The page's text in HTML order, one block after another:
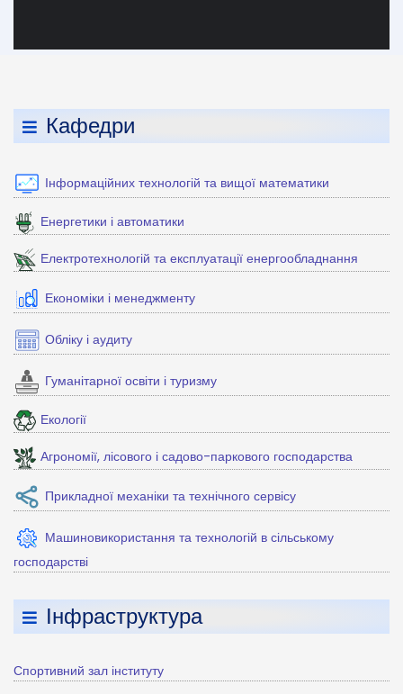
Кафедри
Інформаційних технологій та вищої математики
Енергетики і автоматики
Електротехнологій та експлуатації енергообладнання
Економіки і менеджменту
Обліку і аудиту
Гуманітарної освіти і туризму
Екології
Агрономії, лісового і садово-паркового господарства
Прикладної механіки та технічного сервісу
Машиновикористання та технологій в сільському
господарстві
Інфраструктура
Спортивний зал інституту